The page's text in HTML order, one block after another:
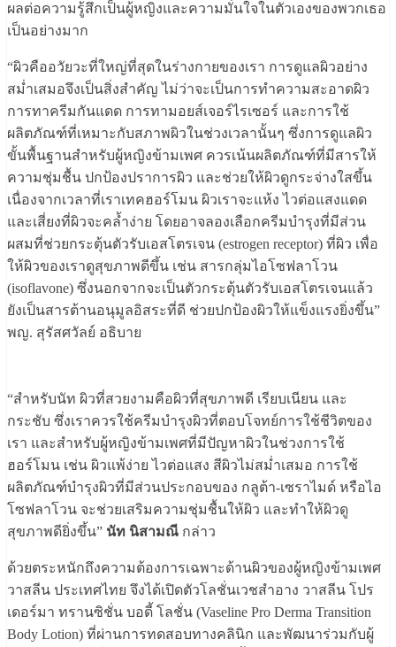
ผลต่อความรู้สึกเป็นผู้หญิงและความมั่นใจในตัวเองของพวกเธอ
เป็นอย่างมาก
“ผิวคืออวัยวะที่ใหญ่ที่สุดในร่างกายของเรา การดูแลผิวอย่าง
สม่ำเสมอจึงเป็นสิ่งสำคัญ ไม่ว่าจะเป็นการทำความสะอาดผิว
การทาครีมกันแดด การทามอยส์เจอร์ไรเซอร์ และการใช้
ผลิตภัณฑ์ที่เหมาะกับสภาพผิวในช่วงเวลานั้นๆ ซึ่งการดูแลผิว
ขั้นพื้นฐานสำหรับผู้หญิงข้ามเพศ ควรเน้นผลิตภัณฑ์ที่มีสารให้
ความชุ่มชื้น ปกป้องปราการผิว และช่วยให้ผิวดูกระจ่างใสขึ้น
เนื่องจากเวลาที่เราเทคฮอร์โมน ผิวเราจะแห้ง ไวต่อแสงแดด
และเสี่ยงที่ผิวจะคล้ำง่าย โดยอาจลองเลือกครีมบำรุงที่มีส่วน
ผสมที่ช่วยกระตุ้นตัวรับเอสโตรเจน (estrogen receptor) ที่ผิว เพื่อ
ให้ผิวของเราดูสุขภาพดีขึ้น เช่น สารกลุ่ม​ไอโซฟลาโวน
(isoflavone) ซึ่งนอกจากจะเป็นตัวกระตุ้นตัวรับเอสโตรเจนแล้ว
ยังเป็นสารต้านอนุมูลอิสระที่ดี ช่วยปกป้องผิวให้แข็งแรงยิ่งขึ้น”
พญ. สุรัสศวัลย์ อธิบาย
“สำหรับนัท ผิวที่สวยงามคือผิวที่สุขภาพดี เรียบเนียน และ
กระชับ ซึ่งเราควรใช้ครีมบำรุงผิวที่ตอบโจทย์การใช้ชีวิตของ
เรา และสำหรับผู้หญิงข้ามเพศที่มีปัญหาผิวในช่วงการใช้
ฮอร์โมน เช่น ผิวแพ้ง่าย ไวต่อแสง สีผิวไม่สม่ำเสมอ การใช้
ผลิตภัณฑ์บำรุงผิวที่มีส่วนประกอบของ กลูต้า-เซราไมด์ หรือไอ
โซฟลาโวน จะช่วยเสริมความชุ่มชื้นให้ผิว และทำให้ผิวดู
สุขภาพดียิ่งขึ้น” นัท นิสามณี กล่าว
ด้วยตระหนักถึงความต้องการเฉพาะด้านผิวของผู้หญิงข้ามเพศ
วาสลีน ประเทศไทย จึงได้เปิดตัวโลชั่นเวชสำอาง วาสลีน โปร
เดอร์มา ทรานซิชั่น บอดี้ โลชั่น (Vaseline Pro Derma Transition
Body Lotion) ที่ผ่านการทดสอบทางคลินิก และพัฒนาร่วมกับผู้